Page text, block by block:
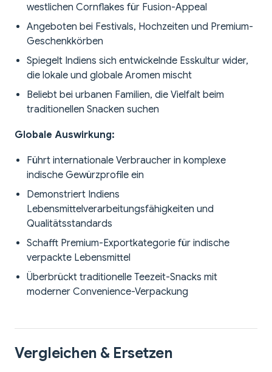
westlichen Cornflakes für Fusion-Appeal
Angeboten bei Festivals, Hochzeiten und Premium-
Geschenkkörben
Spiegelt Indiens sich entwickelnde Esskultur wider,
die lokale und globale Aromen mischt
Beliebt bei urbanen Familien, die Vielfalt beim
traditionellen Snacken suchen
Globale Auswirkung:
Führt internationale Verbraucher in komplexe
indische Gewürzprofile ein
Demonstriert Indiens
Lebensmittelverarbeitungsfähigkeiten und
Qualitätsstandards
Schafft Premium-Exportkategorie für indische
verpackte Lebensmittel
Überbrückt traditionelle Teezeit-Snacks mit
moderner Convenience-Verpackung
Vergleichen & Ersetzen